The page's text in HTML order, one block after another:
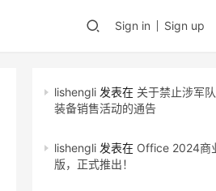
Sign in Sign up
lishengli 发表在 关于禁止涉军
装备销售活动的通告
lishengli 发表在 Office 2024商
版，正式推出！